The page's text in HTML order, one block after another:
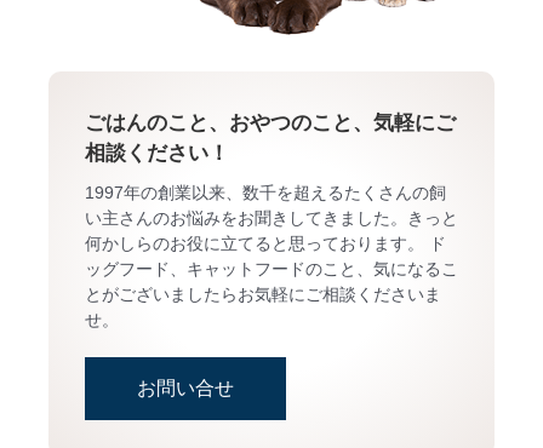
ごはんのこと、おやつのこと、気軽にご
相談ください！
1997年の創業以来、数千を超えるたくさんの飼
い主さんのお悩みをお聞きしてきました。きっと
何かしらのお役に立てると思っております。 ド
ッグフード、キャットフードのこと、気になるこ
とがございましたらお気軽にご相談くださいま
せ。
お問い合せ